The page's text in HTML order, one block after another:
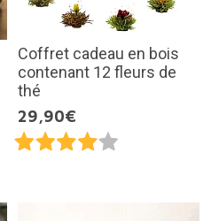
Coffret cadeau en bois
contenant 12 fleurs de
thé
29,90€